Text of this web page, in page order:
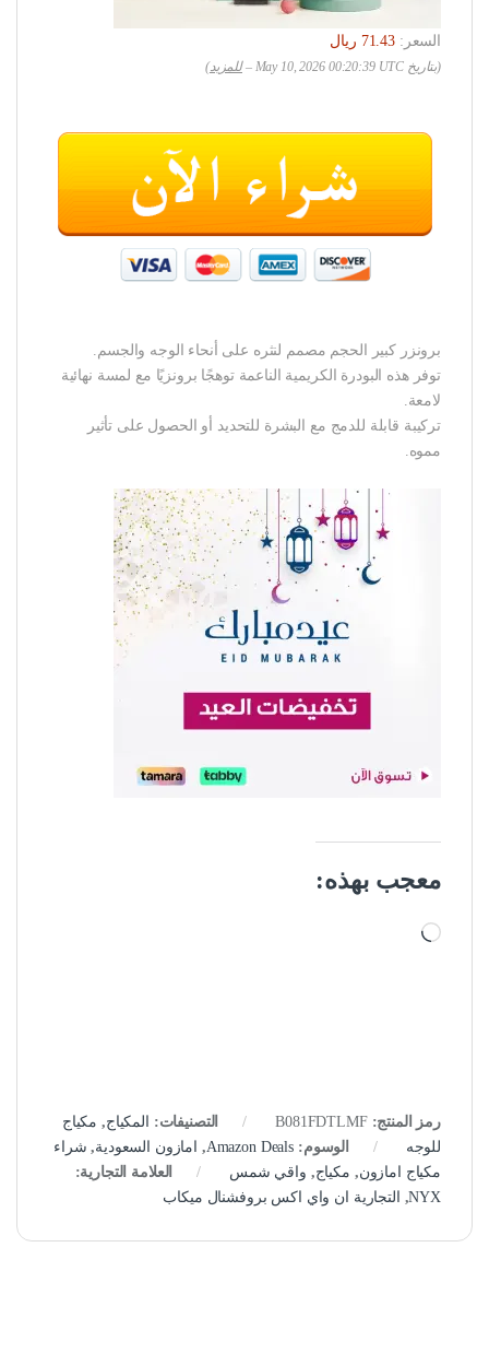
السعر:
‏71.43 ريال
(بتاريخ May 10, 2026 00:20:39 UTC – للمزيد)
برونزر كبير الحجم مصمم لنثره على أنحاء الوجه والجسم.
توفر هذه البودرة الكريمية الناعمة توهجًا برونزيًا مع لمسة نهائية
لامعة.
تركيبة قابلة للدمج مع البشرة للتحديد أو الحصول على تأثير
مموه.
معجب بهذه:
جاري التحميل…
رمز المنتج:B081FDTLMF التصنيفات: المكياج, مكياج
للوجه
الوسوم: Amazon Deals
, امازون السعودية, شراء
مكياج امازون, مكياج, واقي شمس
العلامة التجارية:
NYX
, التجارية ان واي اكس بروفشنال ميكاب